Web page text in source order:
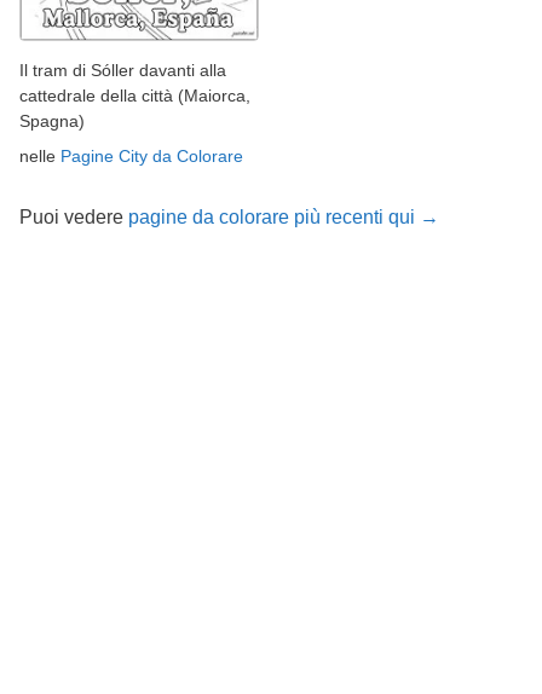
Il tram di Sóller davanti alla
cattedrale della città (Maiorca,
Spagna)
nelle Pagine City da Colorare
Puoi vedere pagine da colorare più recenti qui →